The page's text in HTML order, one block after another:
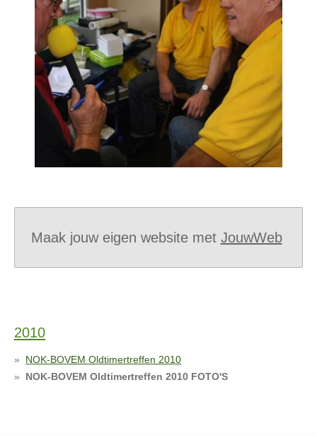
Maak jouw eigen website met JouwWeb
2010
NOK-BOVEM Oldtimertreffen 2010
NOK-BOVEM Oldtimertreffen 2010 FOTO'S